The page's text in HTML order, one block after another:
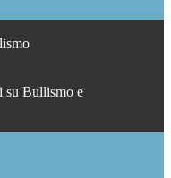
su Bullismo e